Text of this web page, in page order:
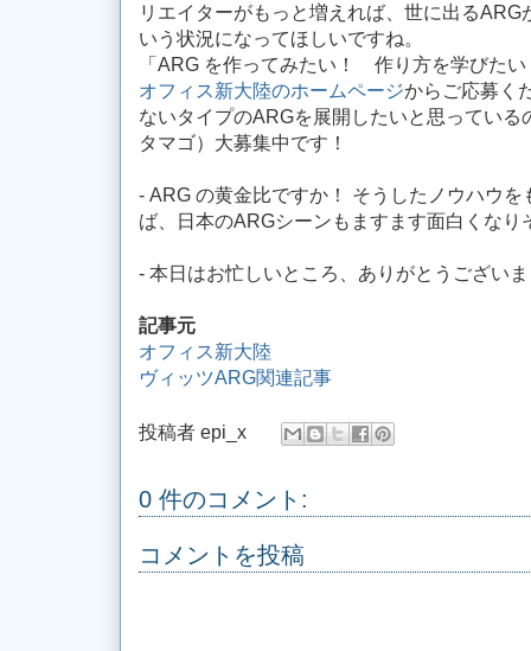
リエイターがもっと増えれば、世に出る
いう状況になってほしいですね。
「ARG を作ってみたい！ 作り方を学びた
オフィス新大陸のホームページからご応募く
ないタイプのARGを展開したいと思っている
タマゴ）大募集中です！
- ARG の黄金比ですか！ そうしたノウハウ
ば、日本のARGシーンもますます面白くなり
- 本日はお忙しいところ、ありがとうござい
記事元
オフィス新大陸
ヴィッツARG関連記事
投稿者 epi_x
0 件のコメント:
コメントを投稿